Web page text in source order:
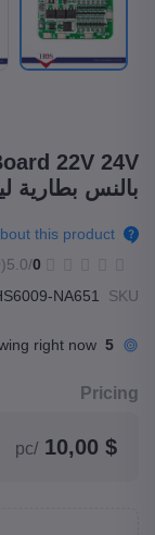
22V 24V
بالنس بطارية
this product
0
/5.0
(0 المراجعات)
SKU
NA651
5
right now
Pricing
$ 10,00
/pc